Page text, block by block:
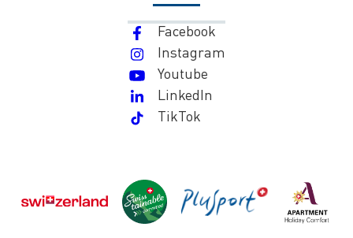
Facebook
Instagram
Youtube
LinkedIn
TikTok